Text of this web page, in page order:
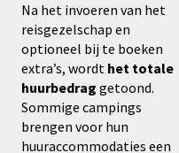
Na het invoeren van het
reisgezelschap en
optioneel bij te boeken
extra’s, wordt het totale
huurbedrag getoond.
Sommige campings
brengen voor hun
huuraccommodaties een